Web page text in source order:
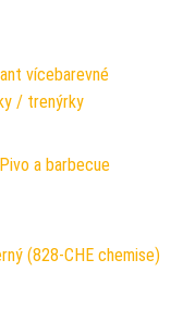
vícebarevné
/ trenýrky
a barbecue
(828-CHE chemise)